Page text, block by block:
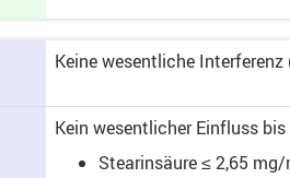
Keine wesentliche
Kein wesentlicher Einfluss
Stearinsäure ≤ 2,65